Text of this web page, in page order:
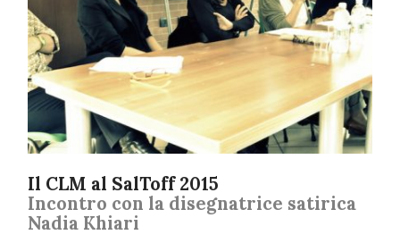
Il CLM al SalToff 2015
Incontro con la disegnatrice satirica
Nadia Khiari